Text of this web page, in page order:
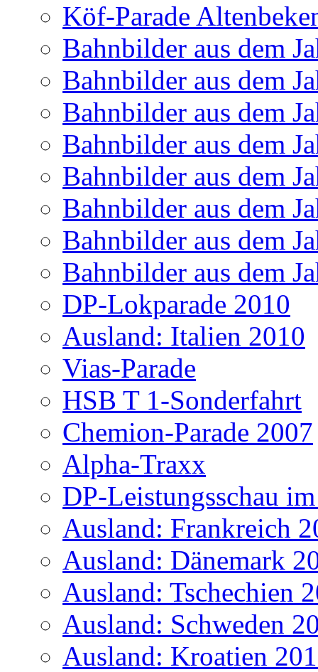
Köf-Parade
Bahnbilder aus dem
Bahnbilder aus dem
Bahnbilder aus dem
Bahnbilder aus dem
Bahnbilder aus dem
Bahnbilder aus dem
Bahnbilder aus dem
Bahnbilder aus dem
DP-Lokparade 2010
Ausland: Italien 2010
Vias-Parade
HSB T 1-Sonderfahrt
Chemion-Parade 2007
Alpha-Traxx
DP-Leistungsschau
Ausland: Frankreich
Ausland: Dänemark
Ausland: Tschechien
Ausland: Schweden
Ausland: Kroatien